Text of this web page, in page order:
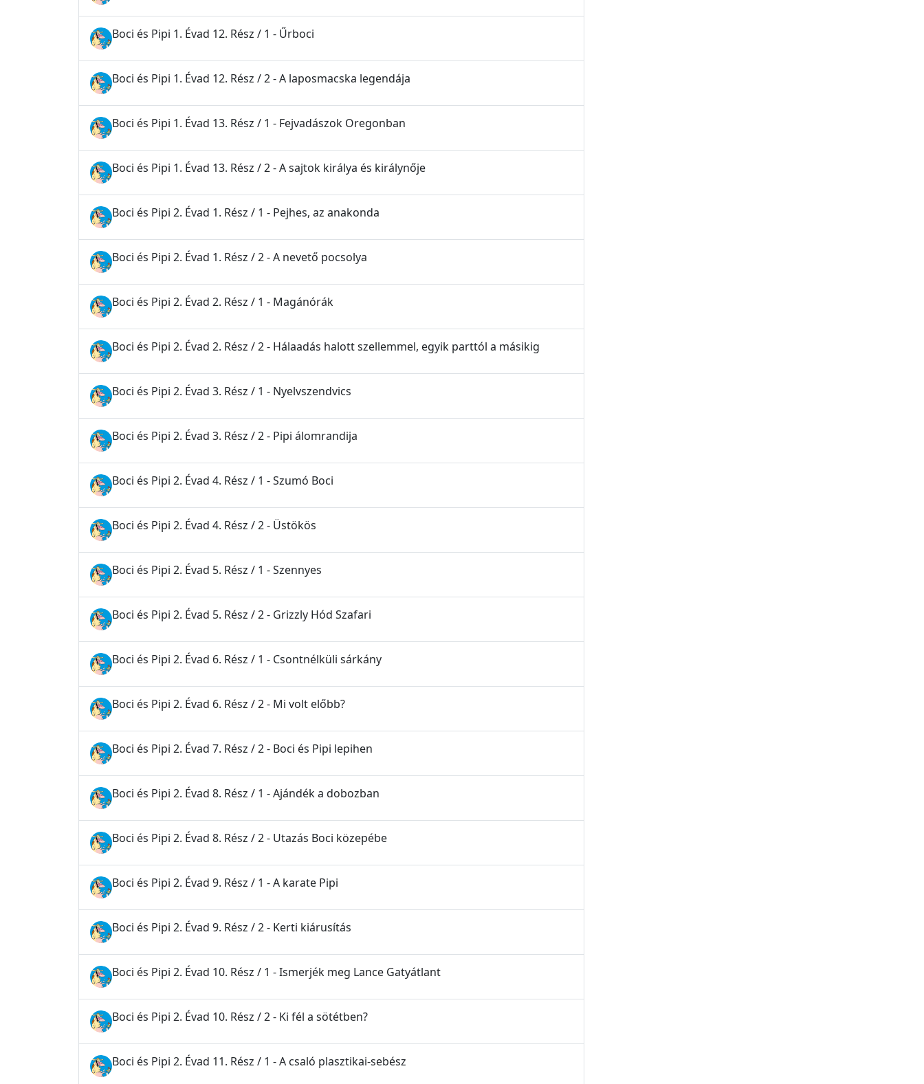
Boci és Pipi 1. Évad 12. Rész / 1 - Űrboci
Boci és Pipi 1. Évad 12. Rész / 2 - A laposmacska legendája
Boci és Pipi 1. Évad 13. Rész / 1 - Fejvadászok Oregonban
Boci és Pipi 1. Évad 13. Rész / 2 - A sajtok királya és királynője
Boci és Pipi 2. Évad 1. Rész / 1 - Pejhes, az anakonda
Boci és Pipi 2. Évad 1. Rész / 2 - A nevető pocsolya
Boci és Pipi 2. Évad 2. Rész / 1 - Magánórák
Boci és Pipi 2. Évad 2. Rész / 2 - Hálaadás halott szellemmel, egyik parttól a másikig
Boci és Pipi 2. Évad 3. Rész / 1 - Nyelvszendvics
Boci és Pipi 2. Évad 3. Rész / 2 - Pipi álomrandija
Boci és Pipi 2. Évad 4. Rész / 1 - Szumó Boci
Boci és Pipi 2. Évad 4. Rész / 2 - Üstökös
Boci és Pipi 2. Évad 5. Rész / 1 - Szennyes
Boci és Pipi 2. Évad 5. Rész / 2 - Grizzly Hód Szafari
Boci és Pipi 2. Évad 6. Rész / 1 - Csontnélküli sárkány
Boci és Pipi 2. Évad 6. Rész / 2 - Mi volt előbb?
Boci és Pipi 2. Évad 7. Rész / 2 - Boci és Pipi lepihen
Boci és Pipi 2. Évad 8. Rész / 1 - Ajándék a dobozban
Boci és Pipi 2. Évad 8. Rész / 2 - Utazás Boci közepébe
Boci és Pipi 2. Évad 9. Rész / 1 - A karate Pipi
Boci és Pipi 2. Évad 9. Rész / 2 - Kerti kiárusítás
Boci és Pipi 2. Évad 10. Rész / 1 - Ismerjék meg Lance Gatyátlant
Boci és Pipi 2. Évad 10. Rész / 2 - Ki fél a sötétben?
Boci és Pipi 2. Évad 11. Rész / 1 - A csaló plasztikai-sebész